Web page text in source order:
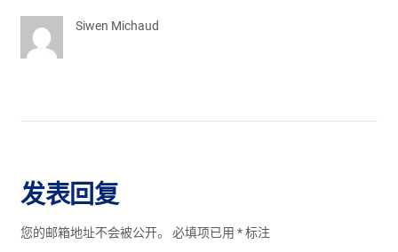
Siwen Michaud
发表回复
您的邮箱地址不会被公开。 必填项已用 *标注